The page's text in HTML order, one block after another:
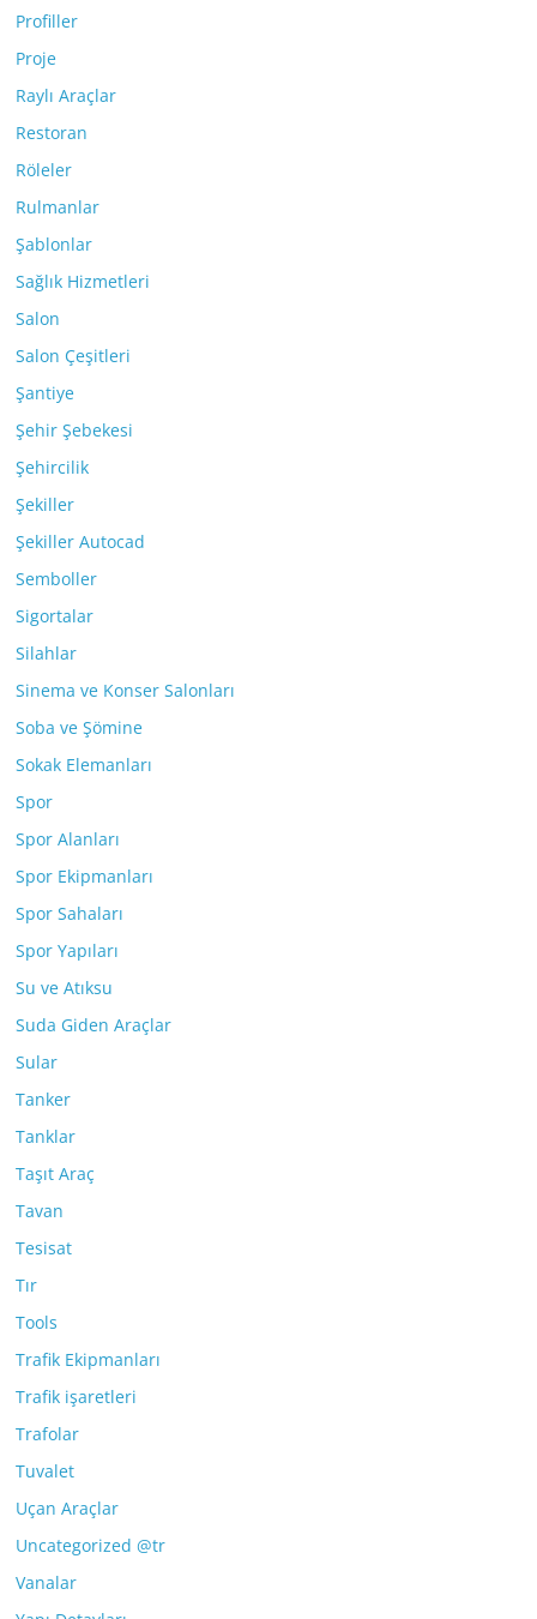
Profiller
Proje
Raylı Araçlar
Restoran
Röleler
Rulmanlar
Şablonlar
Sağlık Hizmetleri
Salon
Salon Çeşitleri
Şantiye
Şehir Şebekesi
Şehircilik
Şekiller
Şekiller Autocad
Semboller
Sigortalar
Silahlar
Sinema ve Konser Salonları
Soba ve Şömine
Sokak Elemanları
Spor
Spor Alanları
Spor Ekipmanları
Spor Sahaları
Spor Yapıları
Su ve Atıksu
Suda Giden Araçlar
Sular
Tanker
Tanklar
Taşıt Araç
Tavan
Tesisat
Tır
Tools
Trafik Ekipmanları
Trafik işaretleri
Trafolar
Tuvalet
Uçan Araçlar
Uncategorized @tr
Vanalar